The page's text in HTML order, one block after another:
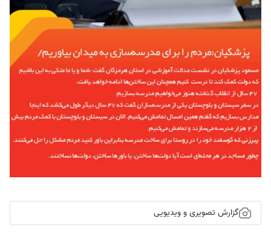
گزارش تصویری و ویدیویی